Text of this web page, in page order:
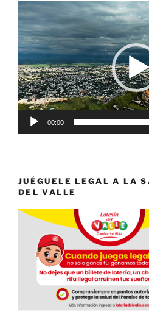
Reproductor
de
vídeo
00:00
JUÉGUELE LEGAL A LA
DEL VALLE